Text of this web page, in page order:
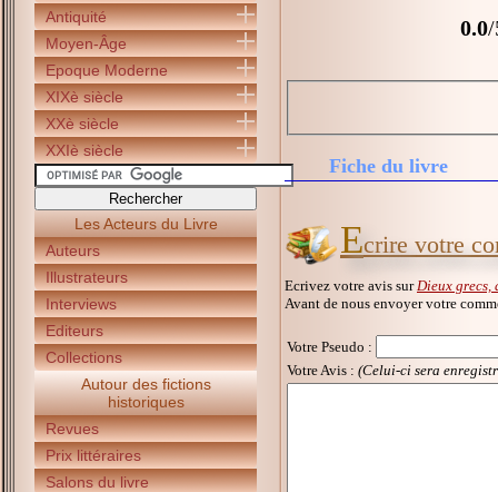
Antiquité
Moyen-Âge
Epoque Moderne
XIXè siècle
XXè siècle
XXIè siècle
Les Acteurs du Livre
Auteurs
Illustrateurs
Interviews
Editeurs
Collections
Autour des fictions
historiques
Revues
Prix littéraires
Salons du livre
0.0/
Fiche du livre
Ecrire votre
Ecrivez votre avis sur Dieux grecs,
Avant de nous envoyer votre
Votre Pseudo :
Votre Avis : (Celui-ci sera